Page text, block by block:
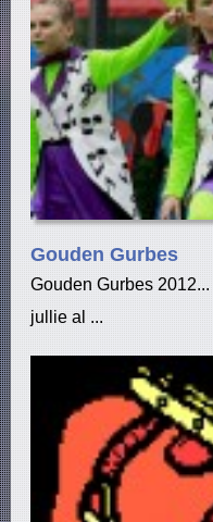
Gouden Gurbes
Gouden Gurbes
jullie al ...